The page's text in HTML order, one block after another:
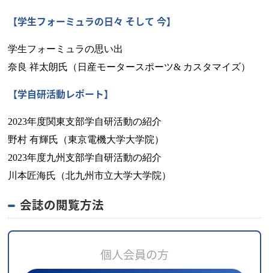
【学生フォーミュラの日々 そして 今】
学生フォーミュラの思い出
奈良 祥太朗氏（日産モータースポーツ& カスタマイズ）
【学自研活動レポート】
2023年度関東支部学自研活動の紹介
野村 有輝氏（東京電機大学大学院）
2023年度九州支部学自研活動の紹介
川本匠海氏（北九州市立大学大学院）
会誌の閲覧方法
個人会員の方